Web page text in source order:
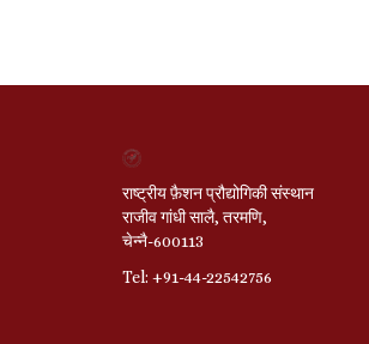
राष्ट्रीय फ़ैशन प्रौद्योगिकी संस्थान
राजीव गांधी सालै, तरमणि,
चेन्नै-600113
Tel: +91-44-22542756